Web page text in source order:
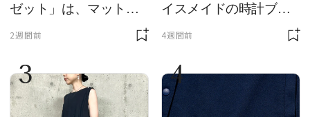
ゼット」は、マットな
2週間前
イスメイドの時計ブラ
ンド【フレデリック・
をレビュー。【それい
け！ 良品ハンター】
4週間前
3 4